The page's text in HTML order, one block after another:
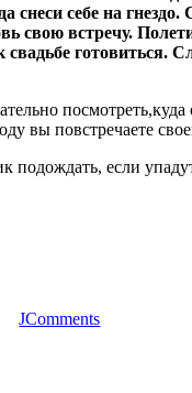
себе на
свою встречу.
готовиться.
посмотреть,куда
вы повстречаете
подождать, если
JComments